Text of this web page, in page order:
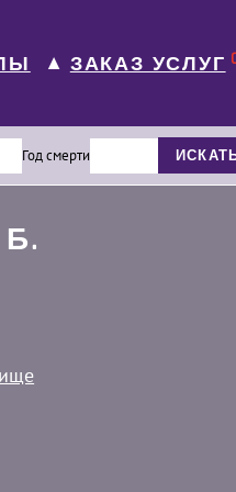
▼ ЗАКАЗ УСЛУГ
Год смерти